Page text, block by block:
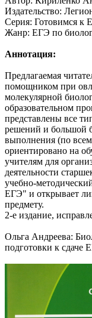
Издательство:
Серия: Готовимся к
Жанр: ЕГЭ по
Аннотация:
Предлагаемая
помощником при
молекулярной
образовательном
представлены все
решений и большой
выполнения (по
ориентировано на
учителям для
деятельности
учебно-
ЕГЭ" и открывает
предмету.
2-е издание,
Ольга Андреева:
подготовки к сдаче